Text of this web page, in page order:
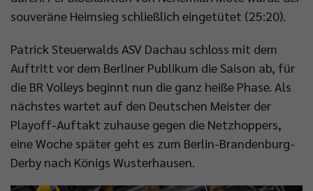
souveräne Heimsieg schließlich eingetütet (25:20).
Patrick Steuerwalds ASV Dachau schloss mit dem
Auftritt vor dem Berliner Publikum die Saison ab, für
die BR Volleys beginnt nun die ganz heiße Phase. Als
nächstes wartet auf den Deutschen Meister der
Playoff-Auftakt zuhause gegen die Netzhoppers,
eine Woche später geht es zum Berlin-Brandenburg-
Derby nach Königs Wusterhausen.